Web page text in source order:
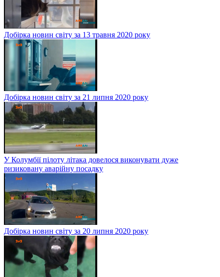
Добірка новин світу за 13 травня 2020 року
Добірка новин світу за 21 липня 2020 року
У Колумбії пілоту літака довелося виконувати дуже
ризиковану аварійну посадку
Добірка новин світу за 20 липня 2020 року